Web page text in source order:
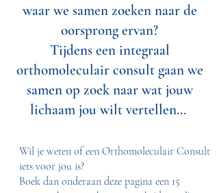
waar we samen zoeken naar de
oorsprong ervan?
Tijdens een integraal
orthomoleculair consult gaan we
samen op zoek naar wat jouw
lichaam jou wilt vertellen...
Wil je weten of een Orthomoleculair Consult
iets voor jou is?
Boek dan onderaan deze pagina een 15